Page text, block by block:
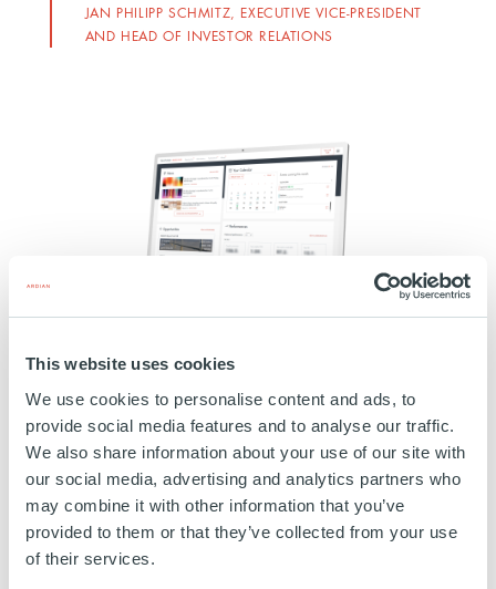
This website uses cookies
We use cookies to personalise content and ads, to
provide social media features and to analyse our traffic.
We also share information about your use of our site with
our social media, advertising and analytics partners who
may combine it with other information that you’ve
provided to them or that they’ve collected from your use
of their services.
JAN PHILIPP SCHMITZ, EXECUTIVE VICE-PRESIDENT
AND HEAD OF INVESTOR RELATIONS
Page d'accueil Trustview
La puissance de la digitalisation